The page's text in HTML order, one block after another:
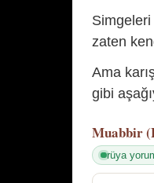
zaten
Ama
gibi
Muabbir
rüya